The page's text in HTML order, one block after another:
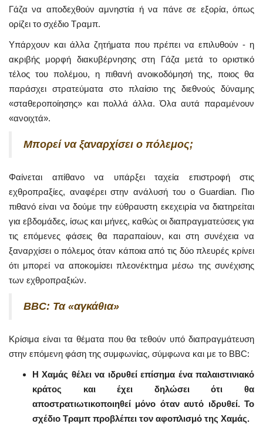
Γάζα να αποδεχθούν αμνηστία ή να πάνε σε εξορία, όπως
ορίζει το σχέδιο Τραμπ.
Υπάρχουν και άλλα ζητήματα που πρέπει να επιλυθούν - η
ακριβής μορφή διακυβέρνησης στη Γάζα μετά το οριστικό
τέλος του πολέμου, η πιθανή ανοικοδόμησή της, ποιος θα
παράσχει στρατεύματα στο πλαίσιο της διεθνούς δύναμης
«σταθεροποίησης» και πολλά άλλα. Όλα αυτά παραμένουν
«ανοιχτά».
Μπορεί να ξαναρχίσει ο πόλεμος;
Φαίνεται απίθανο να υπάρξει ταχεία επιστροφή στις
εχθροπραξίες, αναφέρει στην ανάλυσή του ο Guardian. Πιο
πιθανό είναι να δούμε την εύθραυστη εκεχειρία να διατηρείται
για εβδομάδες, ίσως και μήνες, καθώς οι διαπραγματεύσεις για
τις επόμενες φάσεις θα παραπαίουν, και στη συνέχεια να
ξαναρχίσει ο πόλεμος όταν κάποια από τις δύο πλευρές κρίνει
ότι μπορεί να αποκομίσει πλεονέκτημα μέσω της συνέχισης
των εχθροπραξιών.
ΒΒC: Τα «αγκάθια»
Κρίσιμα είναι τα θέματα που θα τεθούν υπό διαπραγμάτευση
στην επόμενη φάση της συμφωνίας, σύμφωνα και με το BBC:
Η Χαμάς θέλει να ιδρυθεί επίσημα ένα παλαιστινιακό
κράτος και έχει δηλώσει ότι θα
αποστρατιωτικοποιηθεί μόνο όταν αυτό ιδρυθεί. Το
σχέδιο Τραμπ προβλέπει τον αφοπλισμό της Χαμάς.